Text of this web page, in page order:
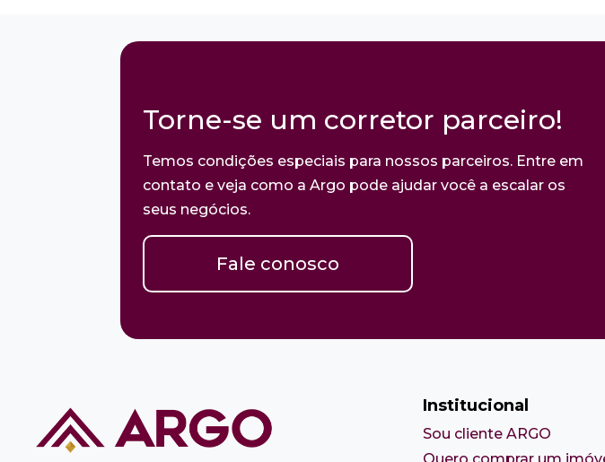
Torne-se um corretor parceiro!
Temos condições especiais para nossos parceiros. Entre em
contato e veja como a Argo pode ajudar você a escalar os
seus negócios.
Fale conosco
Institucional
Sou cliente ARGO
Quero comprar um